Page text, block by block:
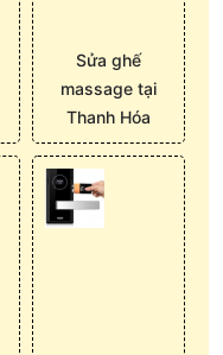
Sửa ghế
massage tại
Thanh Hóa